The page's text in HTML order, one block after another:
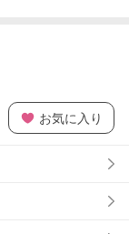
お気に入り